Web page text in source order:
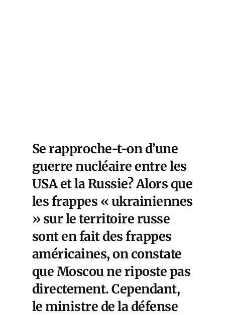
Se rapproche-t-on d’une
guerre nucléaire entre les
USA et la Russie? Alors que
les frappes « ukrainiennes
» sur le territoire russe
sont en fait des frappes
américaines, on constate
que Moscou ne riposte pas
directement. Cependant,
le ministre de la défense